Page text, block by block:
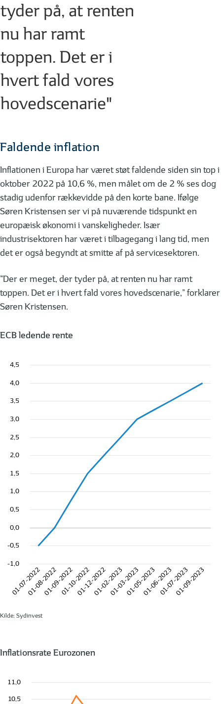
tyder på, at renten
nu har ramt
toppen. Det er i
hvert fald vores
hovedscenarie"
Faldende inflation
Inflationen i Europa har været støt faldende siden sin top i
oktober 2022 på 10,6 %, men målet om de 2 % ses dog
stadig udenfor rækkevidde på den korte bane. Ifølge
Søren Kristensen ser vi på nuværende tidspunkt en
europæisk økonomi i vanskeligheder. Især
industrisektoren har været i tilbagegang i lang tid, men
det er også begyndt at smitte af på servicesektoren.
”Der er meget, der tyder på, at renten nu har ramt
toppen. Det er i hvert fald vores hovedscenarie,” forklarer
Søren Kristensen.
ECB ledende rente
01-07-2022
01-08-202201-09-202201-10-202201-12-202201-02-202301-03-202301-05-202301-06-202301-07-202301-09-2023
-1,0
-0,5
0,0
0,5
1,0
1,5
2,0
2,5
3,0
3,5
4,0
4,5
Kilde: Sydinvest
Inflationsrate Eurozonen
10,5
11,0